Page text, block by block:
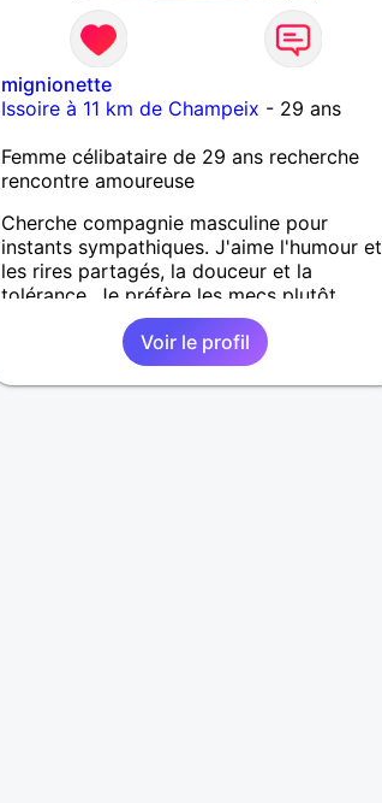
mignionette
Issoire à 11 km de Champeix - 29 ans
Femme célibataire de 29 ans recherche
rencontre amoureuse
Cherche compagnie masculine pour
instants sympathiques. J'aime l'humour et
les rires partagés, la douceur et la
tolérance. Je préfère les mecs plutôt
ambitieux pas trop ceux qui baissent les
Voir le profil